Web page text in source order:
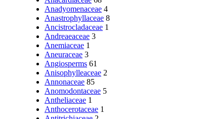
Anadyomenaceae 4
Anastrophyllaceae 8
Ancistrocladaceae 1
Andreaeaceae 3
Anemiaceae 1
Aneuraceae 3
Angiosperms 61
Anisophylleaceae 2
Annonaceae 85
Anomodontaceae 5
Antheliaceae 1
Anthocerotaceae 1